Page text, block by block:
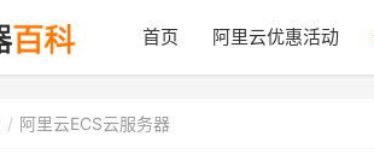
首页 阿里云优惠活动
阿里云ECS云服务器